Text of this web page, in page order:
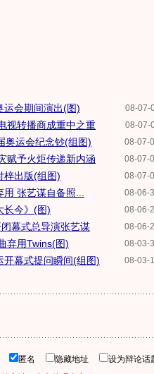
08-07-
运会期间演出(图)
08-07-
视转播商成重中之重
08-07-
奥运会纪念钞(组图)
08-07-
赋予火炬传递新内涵
08-07-
梓出版(组图)
08-06-
张艺谋自备照...
08-06-
长今》(图)
08-06-
幕式总导演张艺谋
08-03-
弃用Twins(图)
08-03-
开幕式提问瞬间(组图)
匿名 隐藏地址
设为辩论话